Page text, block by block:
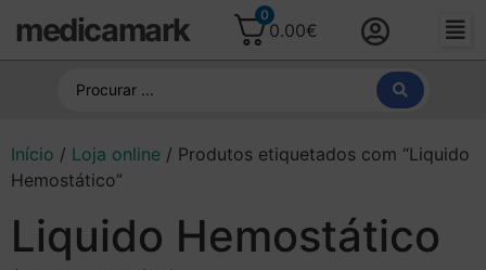
medicamark 0
0.00€
Início / Loja online / Produtos etiquetados com “Liquido
Hemostático”
Liquido Hemostático